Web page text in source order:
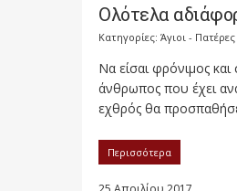
Ολότελα
Κατηγορίες: Άγιοι -
Να είσαι φρόνιμος
άνθρωπος που έχει
εχθρός θα
Περισσότερα